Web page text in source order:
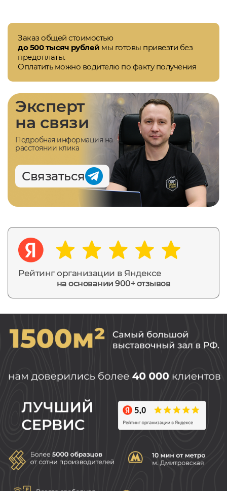
Заказ общей стоимостью
до 500 тысяч рублей мы готовы привезти без
предоплаты.
Оплатить можно водителю по факту получения
Рейтинг организации в Яндексе
на основании 900+ отзывов
Эксперт
на связи
Подробная информация на
расстоянии клика
Связаться